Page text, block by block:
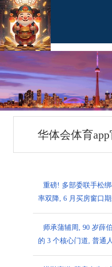
华体会体育
重磅! 多部委联手松
率双降, 6 月买房窗口
师承蒲辅周, 90 岁薛
的 3 个核心门道, 普通